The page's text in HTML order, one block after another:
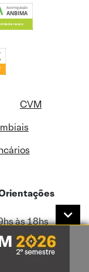
CVM
às 18hs